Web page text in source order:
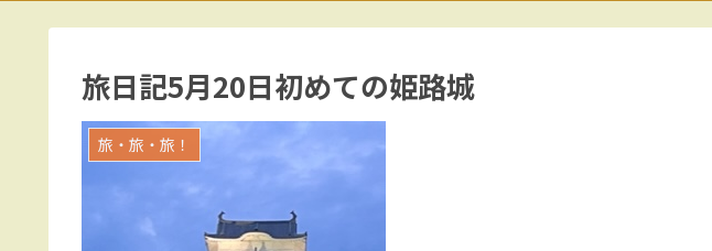
旅日記5月20日初めての姫路城
旅・旅・旅！